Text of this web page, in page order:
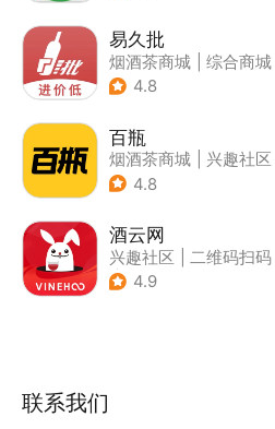
易久批
烟酒茶商城
综合商城
4.8
百瓶
烟酒茶商城
兴趣社区
4.8
酒云网
兴趣社区
二维码扫码
| 烟酒茶商城
4.9
联系我们